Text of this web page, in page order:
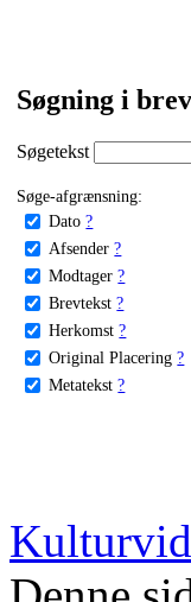
Søgning i
Søgetekst
Søge-afgrænsning:
Dato ?
Afsender ?
Modtager ?
Brevtekst ?
Herkomst ?
Original Placering ?
Metatekst ?